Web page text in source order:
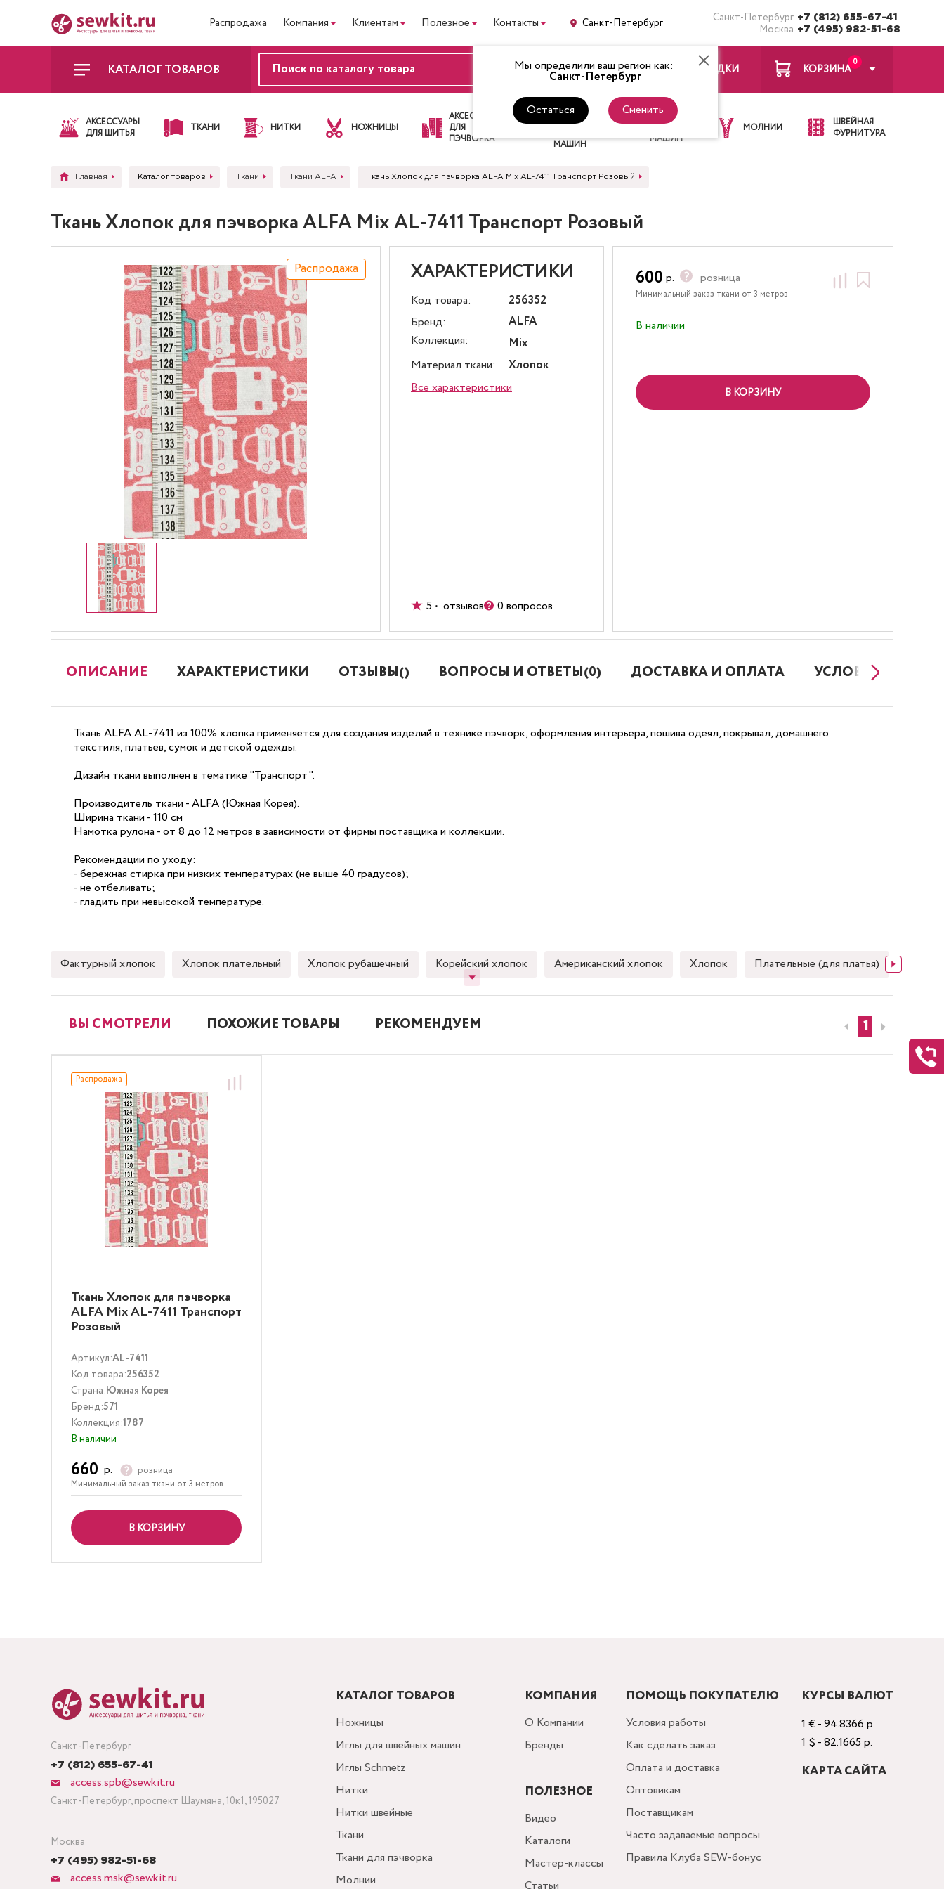
Распродажа Компания Клиентам Полезное Контакты Санкт-Петербург Санкт-Петербург +7 (812) 655-67-41
Москва +7 (495) 982-51-68
Мы определили ваш регион как:
Санкт-Петербург
Остаться Сменить
КАТАЛОГ ТОВАРОВ ВХОД ЗАКЛАДКИ
0
КОРЗИНА
АКСЕССУАРЫ
ДЛЯ ШИТЬЯ
ТКАНИ НИТКИ НОЖНИЦЫ
АКСЕССУАРЫ
ДЛЯ
ПЭЧВОРКА
ЛАПКИ
ДЛЯ
МАШИН
ИГЛЫ ДЛЯ
ШВЕЙНЫХ
МАШИН
МОЛНИИ
ШВЕЙНАЯ
ФУРНИТУРА
Главная Каталог товаров Ткани Ткани ALFA Ткань Хлопок для пэчворка ALFA Mix AL-7411 Транспорт Розовый
Ткань Хлопок для пэчворка ALFA Mix AL-7411 Транспорт Розовый
Распродажа ХАРАКТЕРИСТИКИ
Код товара:
256352
Бренд:
ALFA
Коллекция:
Mix
Материал ткани:
Хлопок
Все характеристики
5 • отзывов 0 вопросов
600 р. розница
Минимальный заказ ткани от 3 метров
В наличии
В КОРЗИНУ
ОПИСАНИЕ ХАРАКТЕРИСТИКИ ОТЗЫВЫ() ВОПРОСЫ И ОТВЕТЫ(0) ДОСТАВКА И ОПЛАТА УСЛОВИЯ РАБОТЫ
Ткань ALFA AL-7411 из 100% хлопка применяется для создания изделий в технике пэчворк, оформления интерьера, пошива одеял, покрывал, домашнего
текстиля, платьев, сумок и детской одежды.
Дизайн ткани выполнен в тематике "Транспорт".
Производитель ткани - ALFA (Южная Корея).
Ширина ткани - 110 см
Намотка рулона - от 8 до 12 метров в зависимости от фирмы поставщика и коллекции.
Рекомендации по уходу:
- бережная стирка при низких температурах (не выше 40 градусов);
- не отбеливать;
- гладить при невысокой температуре.
Фактурный хлопок Хлопок плательный Хлопок рубашечный Корейский хлопок Американский хлопок Хлопок Плательные (для платья)
ВЫ СМОТРЕЛИ ПОХОЖИЕ ТОВАРЫ РЕКОМЕНДУЕМ
Распродажа
Ткань Хлопок для пэчворка
ALFA Mix AL-7411 Транспорт
Розовый
Артикул:AL-7411
Код товара:256352
Страна:Южная Корея
Бренд:571
Коллекция:1787
В наличии
660 р. розница
Минимальный заказ ткани от 3 метров
В КОРЗИНУ
1
Санкт-Петербург
+7 (812) 655-67-41
access.spb@sewkit.ru
Санкт-Петербург, проспект Шаумяна, 10к1, 195027
Москва
+7 (495) 982-51-68
access.msk@sewkit.ru
КАТАЛОГ ТОВАРОВ
Ножницы
Иглы для швейных машин
Иглы Schmetz
Нитки
Нитки швейные
Ткани
Ткани для пэчворка
Молнии
КОМПАНИЯ
О Компании
Бренды
ПОЛЕЗНОЕ
Видео
Каталоги
Мастер-классы
ПОМОЩЬ ПОКУПАТЕЛЮ
Условия работы
Как сделать заказ
Оплата и доставка
Оптовикам
Поставщикам
Часто задаваемые вопросы
Правила Клуба SEW-бонус
КУРСЫ ВАЛЮТ
1 € - 94.8366 р.
1 $ - 82.1665 р.
КАРТА САЙТА